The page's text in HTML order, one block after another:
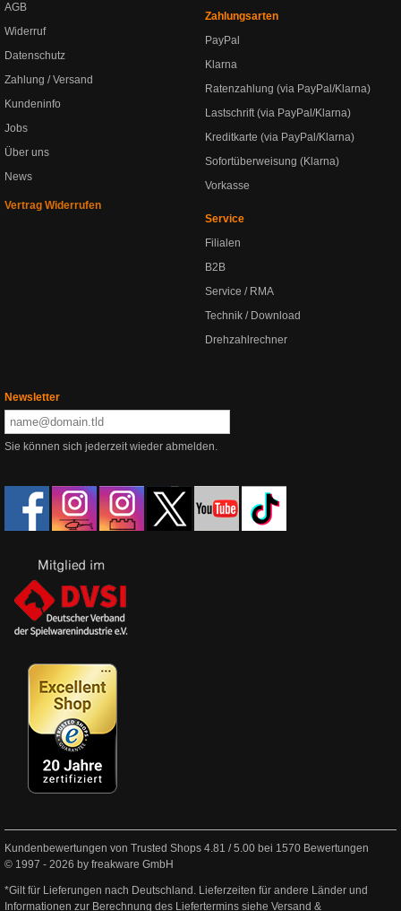
AGB
Widerruf
Datenschutz
Zahlung / Versand
Kundeninfo
Jobs
Über uns
News
Vertrag Widerrufen
Zahlungsarten
PayPal
Klarna
Ratenzahlung (via PayPal/Klarna)
Lastschrift (via PayPal/Klarna)
Kreditkarte (via PayPal/Klarna)
Sofortüberweisung (Klarna)
Vorkasse
Service
Filialen
B2B
Service / RMA
Technik / Download
Drehzahlrechner
Newsletter
Sie können sich jederzeit wieder abmelden.
Kundenbewertungen von Trusted Shops 4.81 /5.00 bei 1570 Bewertungen
© 1997 - 2026 by freakware GmbH
*Gilt für Lieferungen nach Deutschland. Lieferzeiten für andere Länder und
Informationen zur Berechnung des Liefertermins siehe Versand &